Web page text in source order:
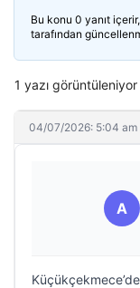
Bu konu 0 yanıt
tarafından
1 yazı
04/07/2026: 5:04 am
A